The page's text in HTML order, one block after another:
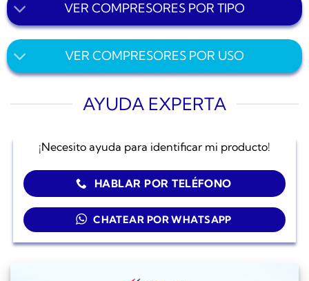
VER COMPRESORES POR TIPO
VER COMPRESORES POR USO
AYUDA EXPERTA
¡Necesito ayuda para identificar mi producto!
HABLAR POR TELÉFONO
CHATEAR POR WHATSAPP